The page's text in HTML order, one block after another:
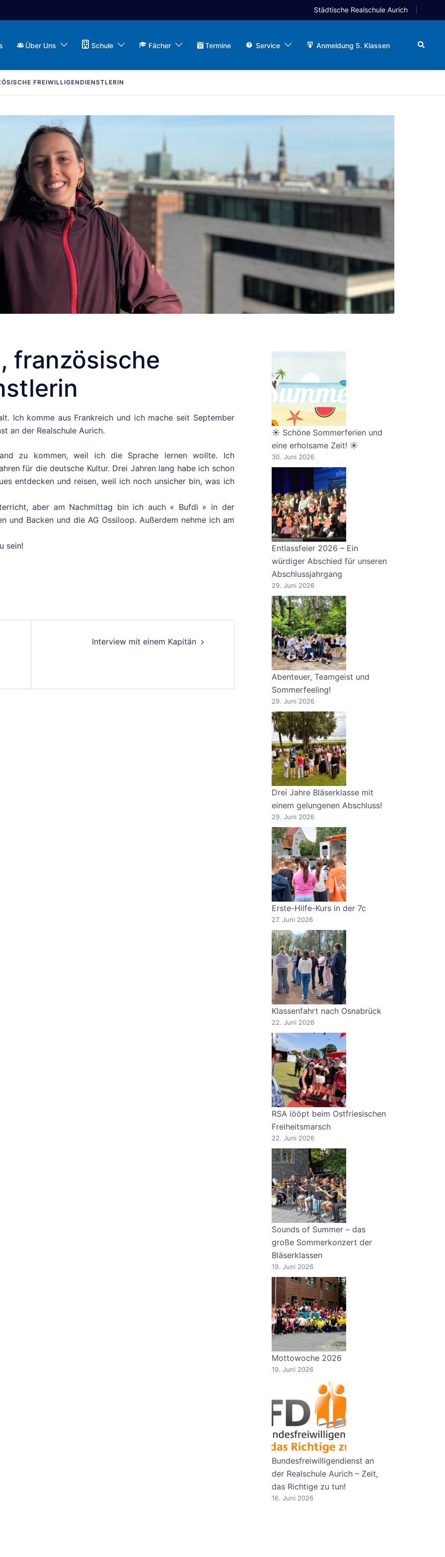
Städtische Realschule Aurich
Über Uns Schule Fächer Termine Service Anmeldung 5. Klassen Search
FREIWILLIGENDIENSTLERIN
französische
Ich komme aus Frankreich und ich mache seit September
an der Realschule Aurich.
zu kommen, weil ich die Sprache lernen wollte. Ich
für die deutsche Kultur. Drei Jahren lang habe ich schon
entdecken und reisen, weil ich noch unsicher bin, was ich
aber am Nachmittag bin ich auch « Bufdi » in der
und Backen und die AG Ossiloop. Außerdem nehme ich am
sein!
Interview mit einem Kapitän
☀️ Schöne Sommerferien und
eine erholsame Zeit! ☀️
30. Juni 2026
Entlassfeier 2026 – Ein
würdiger Abschied für unseren
Abschlussjahrgang
29. Juni 2026
Abenteuer, Teamgeist und
Sommerfeeling!
29. Juni 2026
Drei Jahre Bläserklasse mit
einem gelungenen Abschluss!
29. Juni 2026
Erste-Hilfe-Kurs in der 7c
27. Juni 2026
Klassenfahrt nach Osnabrück
22. Juni 2026
RSA lööpt beim Ostfriesischen
Freiheitsmarsch
22. Juni 2026
Sounds of Summer – das
große Sommerkonzert der
Bläserklassen
19. Juni 2026
Mottowoche 2026
19. Juni 2026
Bundesfreiwilligendienst an
der Realschule Aurich – Zeit,
das Richtige zu tun!
16. Juni 2026